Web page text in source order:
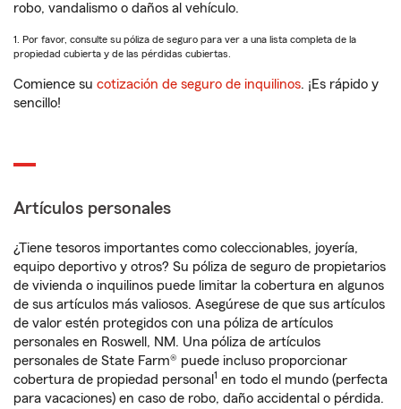
robo, vandalismo o daños al vehículo.
1. Por favor, consulte su póliza de seguro para ver a una lista completa de la
propiedad cubierta y de las pérdidas cubiertas.
Comience su cotización de seguro de inquilinos. ¡Es rápido y
sencillo!
Artículos personales
¿Tiene tesoros importantes como coleccionables, joyería,
equipo deportivo y otros? Su póliza de seguro de propietarios
de vivienda o inquilinos puede limitar la cobertura en algunos
de sus artículos más valiosos. Asegúrese de que sus artículos
de valor estén protegidos con una póliza de artículos
personales en Roswell, NM. Una póliza de artículos
personales de State Farm® puede incluso proporcionar
cobertura de propiedad personal 1 en todo el mundo (perfecta
para vacaciones) en caso de robo, daño accidental o pérdida.